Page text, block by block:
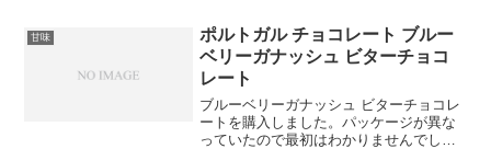
甘味
ポルトガル チョコレート ブルー
ベリーガナッシュ ビターチョコ
レート
ブルーベリーガナッシュ ビターチョコレ
ートを購入しました。パッケージが異な
っていたので最初はわかりませんでした